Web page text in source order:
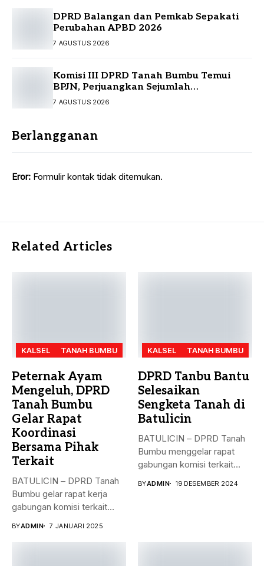
DPRD Balangan dan Pemkab Sepakati
Perubahan APBD 2026
7 AGUSTUS 2026
Komisi III DPRD Tanah Bumbu Temui
BPJN, Perjuangkan Sejumlah
Infrastruktur Strategis
7 AGUSTUS 2026
Berlangganan
Eror: Formulir kontak tidak ditemukan.
Related Articles
KALSEL TANAH BUMBU
Peternak Ayam
Mengeluh, DPRD
Tanah Bumbu
Gelar Rapat
Koordinasi
Bersama Pihak
Terkait
BATULICIN – DPRD Tanah
Bumbu gelar rapat kerja
gabungan komisi terkait
BYADMIN 7 JANUARI 2025
KALSEL TANAH BUMBU
DPRD Tanbu Bantu
Selesaikan
Sengketa Tanah di
Batulicin
BATULICIN – DPRD Tanah
Bumbu menggelar rapat
gabungan komisi terkait
BYADMIN 19 DESEMBER 2024